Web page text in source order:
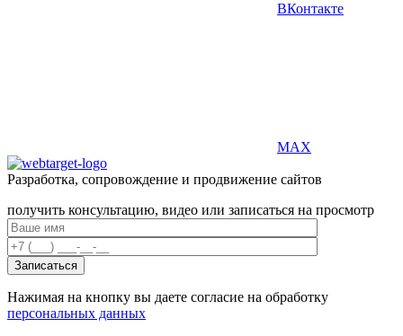
ВКонтакте
MAX
Разработка, сопровождение и продвижение сайтов
получить консультацию, видео или записаться на просмотр
Нажимая на кнопку вы даете согласие на обработку
персональных данных